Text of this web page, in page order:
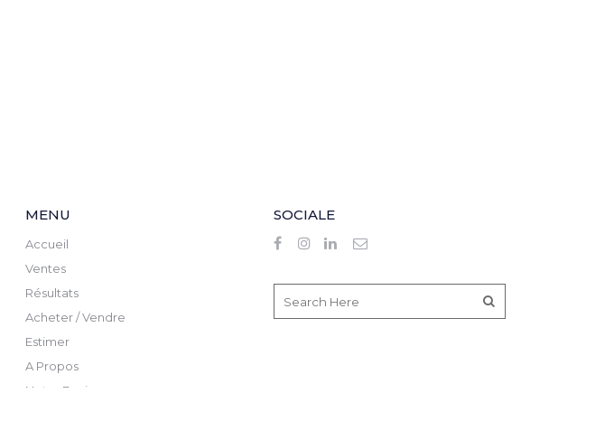
MENU
Accueil
Ventes
Résultats
Acheter / Vendre
Estimer
A Propos
Notre Equipe
SOCIALE